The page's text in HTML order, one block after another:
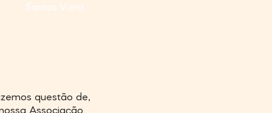
Santos Viera
questão de,
Associação.